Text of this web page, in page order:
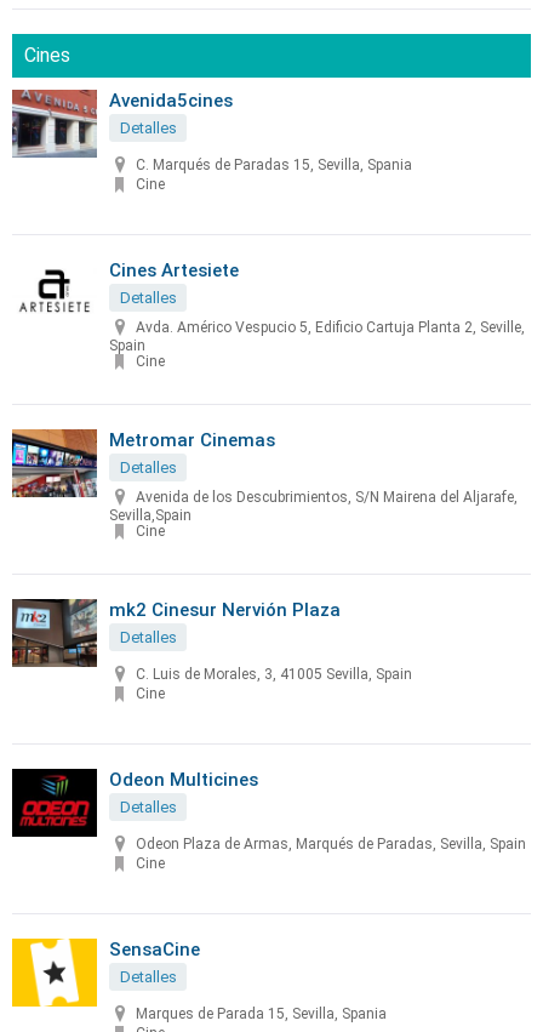
Cines
Avenida5cines
Detalles
C. Marqués de Paradas 15, Sevilla, Spania
Cine
Cines Artesiete
Detalles
Avda. Américo Vespucio 5, Edificio Cartuja Planta 2, Seville,
Spain
Cine
Metromar Cinemas
Detalles
Avenida de los Descubrimientos, S/N Mairena del Aljarafe,
Sevilla,Spain
Cine
mk2 Cinesur Nervión Plaza
Detalles
C. Luis de Morales, 3, 41005 Sevilla, Spain
Cine
Odeon Multicines
Detalles
Odeon Plaza de Armas, Marqués de Paradas, Sevilla, Spain
Cine
SensaCine
Detalles
Marques de Parada 15, Sevilla, Spania